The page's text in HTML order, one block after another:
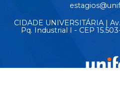
CIDADE UNIVERSITÁRIA |
Pq. Industrial I - CEP